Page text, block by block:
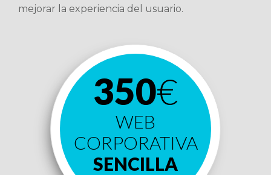
mejorar la experiencia del usuario.
350€
WEB
CORPORATIVA
SENCILLA